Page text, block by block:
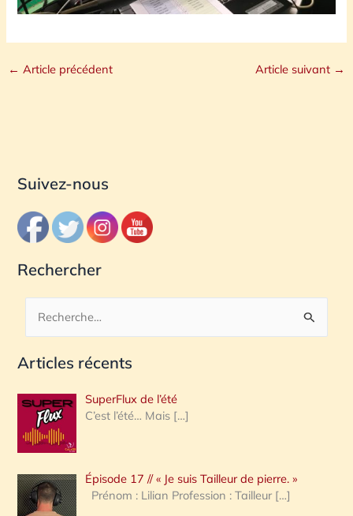
← Article précédent Article suivant →
Suivez-nous
Rechercher
c
e
r
c
h
e
Articles récents
SuperFlux de l’été
C’est l’été… Mais […]
Épisode 17 // « Je suis Tailleur de pierre. »
Prénom : Lilian Profession : Tailleur […]